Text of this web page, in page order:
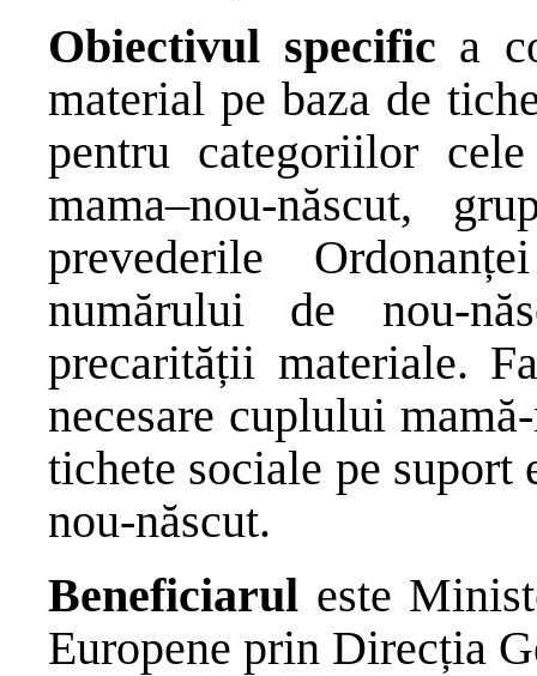
Obiectivul specific a
material pe baza de
pentru categoriilor
mama–nou-născut,
prevederile
numărului de nou-
precarității materiale.
necesare cuplului
tichete sociale pe
nou-născut.
Beneficiarul este
Europene prin Direcția